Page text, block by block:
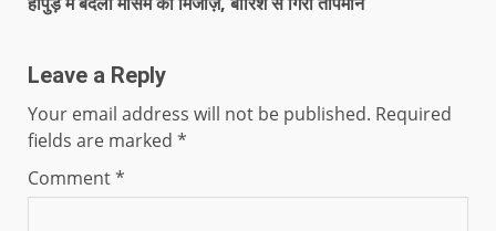
Leave a Reply
Your email address will not be published. Required
fields are marked *
Comment*